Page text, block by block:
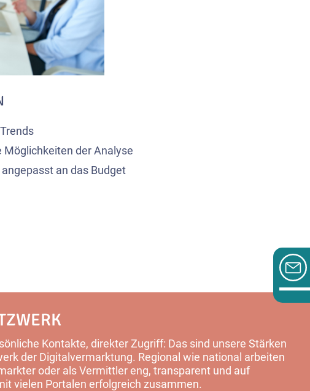
Möglichkeiten der Analyse
an das Budget
Kontakte, direkter Zugriff: Das sind unsere Stärken
der Digitalvermarktung. Regional wie national arbeiten
oder als Vermittler eng, transparent und auf
vielen Portalen erfolgreich zusammen.